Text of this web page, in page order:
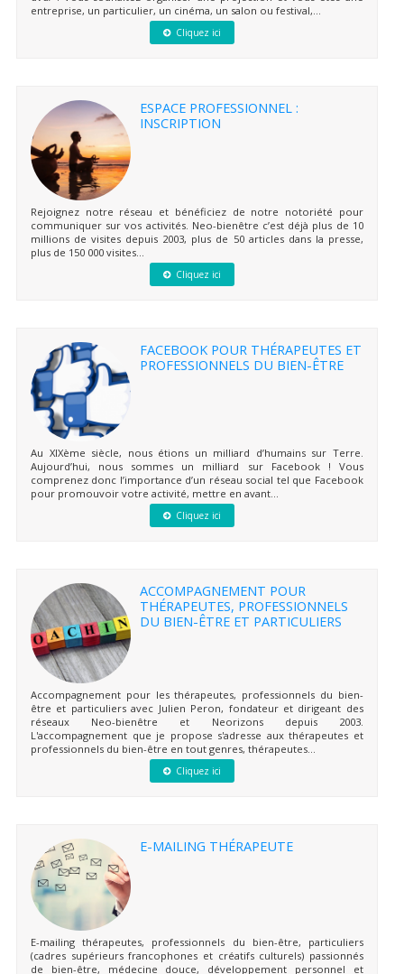
entreprise, un particulier, un cinéma, un salon ou festival,...
Cliquez ici
ESPACE PROFESSIONNEL :
INSCRIPTION
Rejoignez notre réseau et bénéficiez de notre notoriété pour
communiquer sur vos activités. Neo-bienêtre c’est déjà plus de 10
millions de visites depuis 2003, plus de 50 articles dans la presse,
plus de 150 000 visites...
Cliquez ici
FACEBOOK POUR THÉRAPEUTES ET
PROFESSIONNELS DU BIEN-ÊTRE
Au XIXème siècle, nous étions un milliard d’humains sur Terre.
Aujourd’hui, nous sommes un milliard sur Facebook ! Vous
comprenez donc l’importance d’un réseau social tel que Facebook
pour promouvoir votre activité, mettre en avant...
Cliquez ici
ACCOMPAGNEMENT POUR
THÉRAPEUTES, PROFESSIONNELS
DU BIEN-ÊTRE ET PARTICULIERS
Accompagnement pour les thérapeutes, professionnels du bien-
être et particuliers avec Julien Peron, fondateur et dirigeant des
réseaux Neo-bienêtre et Neorizons depuis 2003.
L'accompagnement que je propose s'adresse aux thérapeutes et
professionnels du bien-être en tout genres, thérapeutes...
Cliquez ici
E-MAILING THÉRAPEUTE
E-mailing thérapeutes, professionnels du bien-être, particuliers
(cadres supérieurs francophones et créatifs culturels) passionnés
de bien-être, médecine douce, développement personnel et